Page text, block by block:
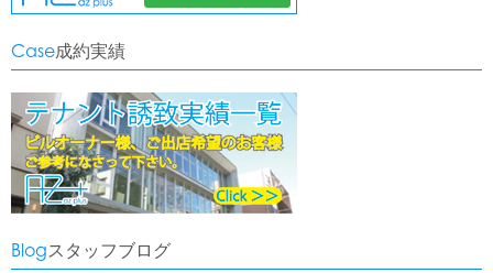
Case成約実績
Blogスタッフブログ